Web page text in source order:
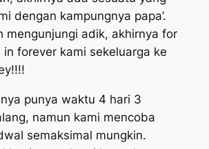
dengan kampungnya papa’.
mengunjungi adik, akhirnya for
forever kami sekeluarga ke
punya waktu 4 hari 3
namun kami mencoba
semaksimal mungkin.